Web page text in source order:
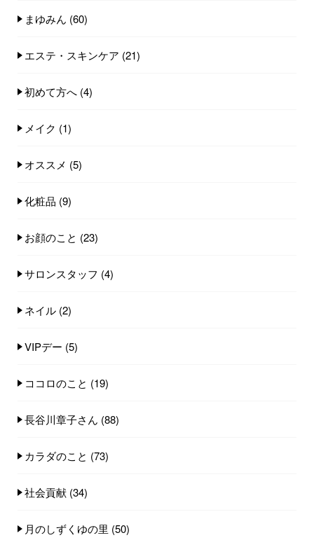
まゆみん (60)
エステ・スキンケア (21)
初めて方へ (4)
メイク (1)
オススメ (5)
化粧品 (9)
お顔のこと (23)
サロンスタッフ (4)
ネイル (2)
VIPデー (5)
ココロのこと (19)
長谷川章子さん (88)
カラダのこと (73)
社会貢献 (34)
月のしずくゆの里 (50)